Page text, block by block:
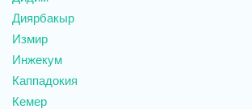
Диярбакыр
Измир
Инжекум
Каппадокия
Кемер